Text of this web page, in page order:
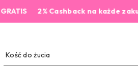
2% Cashback na każde zakupy💰